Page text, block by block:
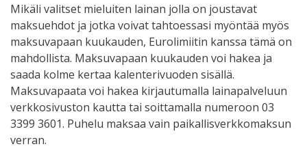
Mikäli valitset mieluiten lainan jolla on joustavat
maksuehdot ja jotka voivat tahtoessasi myöntää myös
maksuvapaan kuukauden, Eurolimiitin kanssa tämä on
mahdollista. Maksuvapaan kuukauden voi hakea ja
saada kolme kertaa kalenterivuoden sisällä.
Maksuvapaata voi hakea kirjautumalla lainapalveluun
verkkosivuston kautta tai soittamalla numeroon 03
3399 3601. Puhelu maksaa vain paikallisverkkomaksun
verran.